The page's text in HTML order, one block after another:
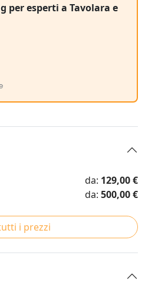
per esperti a Tavolara e
da: 129,00 €
da: 500,00 €
i prezzi